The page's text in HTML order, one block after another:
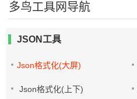
多鸟工具网导航
JSON工具
Json格式化(大屏)
Json格式化(上下)